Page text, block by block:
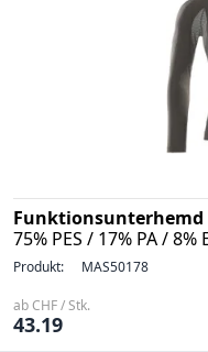
75% PES / 17% PA / 8%
Produkt: MAS50178
ab CHF / Stk.
43.19